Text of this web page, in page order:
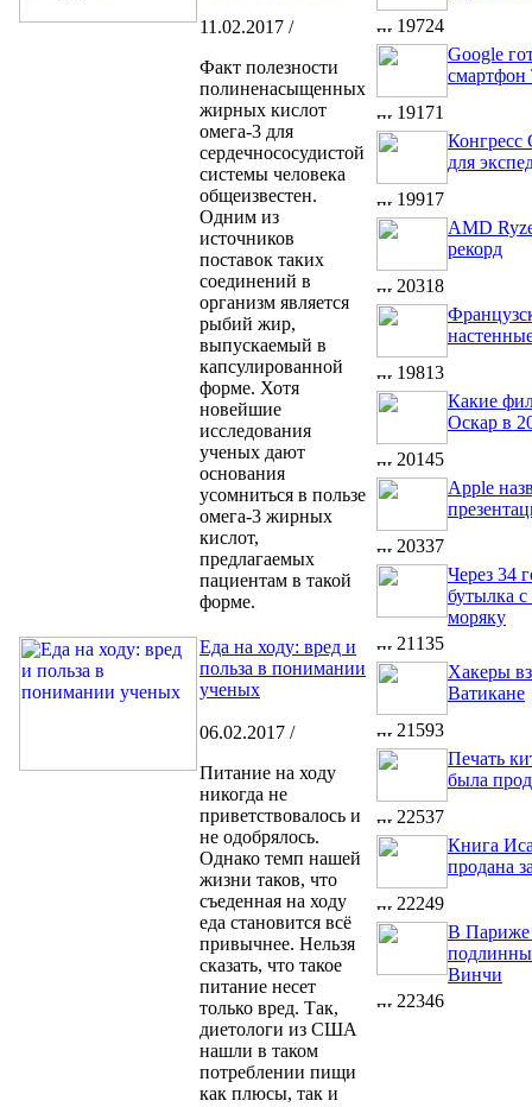
11.02.2017 /
Факт полезности
полиненасыщенных
жирных кислот
омега-3 для
сердечнососудистой
системы человека
общеизвестен.
Одним из
источников
поставок таких
соединений в
организм является
рыбий жир,
выпускаемый в
капсулированной
форме. Хотя
новейшие
исследования
ученых дают
основания
усомниться в пользе
омега-3 жирных
кислот,
предлагаемых
пациентам в такой
форме.
Еда на ходу: вред и
польза в понимании
ученых
06.02.2017 /
Питание на ходу
никогда не
приветствовалось и
не одобрялось.
Однако темп нашей
жизни таков, что
съеденная на ходу
еда становится всё
привычнее. Нельзя
сказать, что такое
питание несет
только вред. Так,
диетологи из США
нашли в таком
потреблении пищи
как плюсы, так и
19724
Google
смартфон
19171
для
19917
AMD
рекорд
20318
19813
Какие
Оскар в
20145
Apple
20337
Через 34
бутылка с
моряку
21135
Хакеры
Ватикане
21593
Печать
была
22537
Книга
продана
22249
В Париже
Винчи
22346